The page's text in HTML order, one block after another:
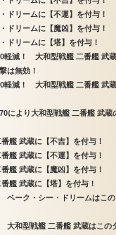
ドリームに【不運】を付与！
ドリームに【魔凶】を付与！
ドリームに【塔】を付与！
軽減！ 大和型戦艦 二番艦 武
は無効！
軽減！ 大和型戦艦 二番艦 武
により大和型戦艦 二番艦 武蔵
艦 武蔵に【不吉】を付与！
艦 武蔵に【不運】を付与！
艦 武蔵に【魔凶】を付与！
艦 武蔵に【塔】を付与！
ベーク・シー・ドリームはこ
大和型戦艦 二番艦 武蔵はこの